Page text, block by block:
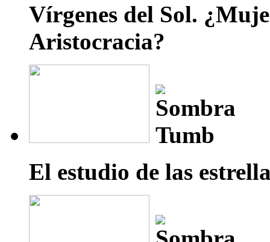
Vírgenes del Sol.
Aristocracia?
El estudio de las